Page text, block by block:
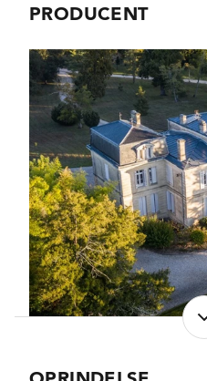
ALKOHOLPROCENT
RESTSUKKER
SYREINDHOLD
SVOVLINDHOLD
FADLAGRET
LAGRING
FORVENTET HOLDBARHED
SERVERINGS-TEMPERATUR
EMBALLAGETYPE
VARENR.
PRODUCENT